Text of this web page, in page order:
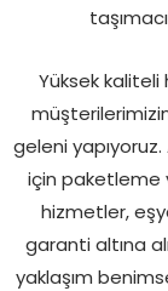
Yüksek
geleni yapıyoruz.
için paketleme
hizmetler,
garanti altına
yaklaşım